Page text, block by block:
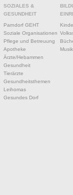
SOZIALES &
GESUNDHEIT
Parndorf GEHT
Soziale Organisationen
Pflege und Betreuung
Apotheke
Ärzte/Hebammen
Gesundheit
Tierärzte
Gesundheitsthemen
Leihomas
Gesundes Dorf